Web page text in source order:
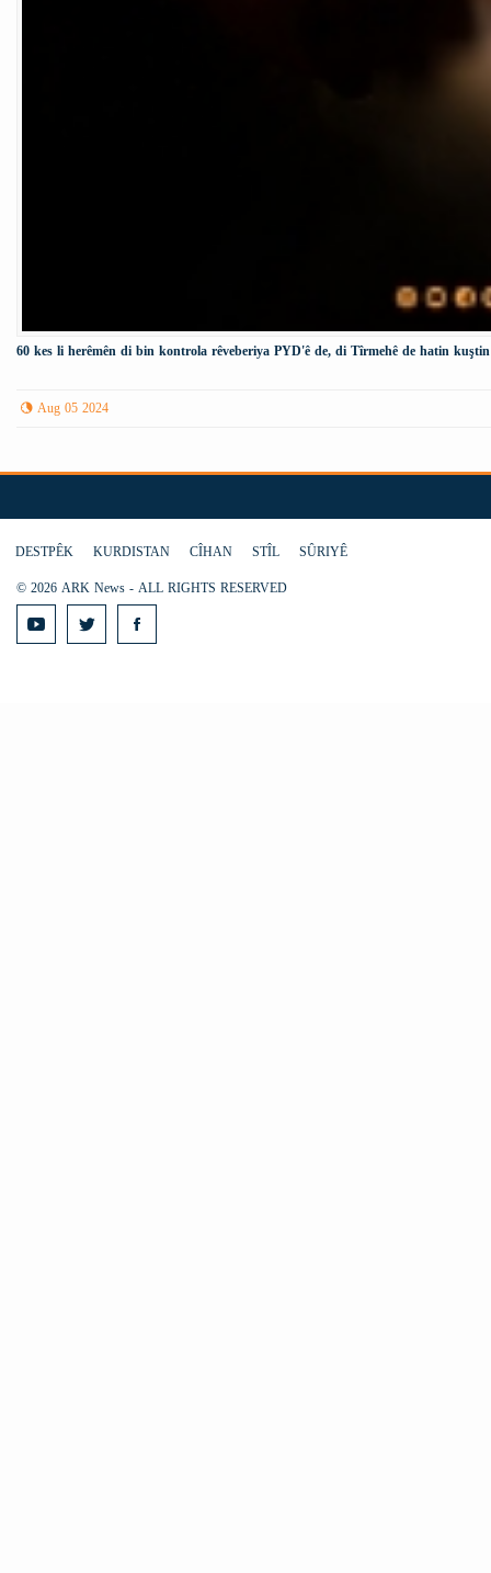
60 kes li herêmên di bin kontrola rêveberiya PYD'ê de, di Tîrmehê de hatin kuştin
Aug 05 2024
DESTPÊK KURDISTAN CÎHAN STÎL
SÛRIYÊ
© 2026 ARK News - ALL RIGHTS RESERVED